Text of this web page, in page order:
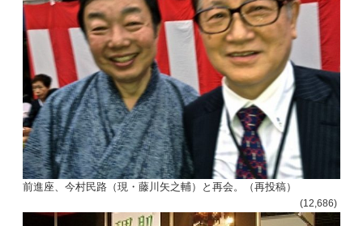
前進座、今村民路（現・藤川矢之輔）と再会。（再投稿）
(12,686)